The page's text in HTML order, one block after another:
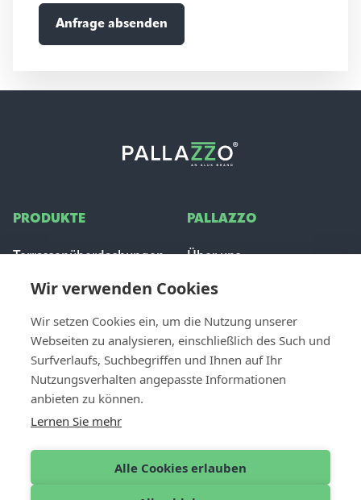
Wir verwenden Cookies
Wir setzen Cookies ein, um die Nutzung unserer
Webseiten zu analysieren, einschließlich des Such und
Surfverlaufs, Suchbegriffen und Ihnen auf Ihr
Nutzungsverhalten angepasste Informationen
anbieten zu können.
Lernen Sie mehr
Alle Cookies erlauben
PRODUKTE
Terrassenüberdachungen
Sonnenschutz
PALLAZZO
Über uns
Stellenangebote
Häufig gestellte Fragen
FÜR PROFIS
Händler werden
Dealer login
CONTACT